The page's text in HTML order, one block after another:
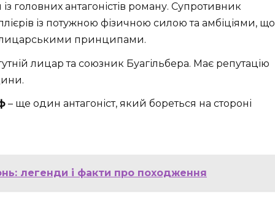
головних антагоністів роману. Супротивник
із потужною фізичною силою та амбіціями, що
лицарськими принципами.
лицар та союзник Буагільбера. Має репутацію
– ще один антагоніст, який бореться на стороні
легенди і факти про походження